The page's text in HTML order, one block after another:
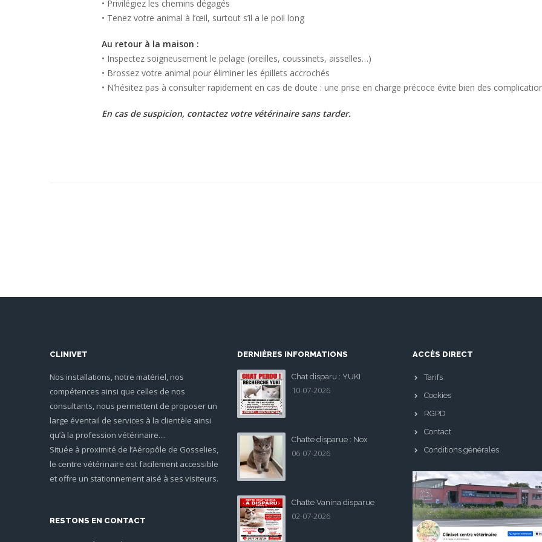
• Privilégiez les chemins dégagés
• Tenez votre animal à l’œil, surtout s’il a le poil long
Au retour à la maison :
• Inspectez soigneusement le pelage (oreilles, coussinets, aisselles…)
• Brossez votre animal pour éliminer les épillets accrochés
• N’hésitez pas à consulter rapidement en cas de doute : une prise en charge précoce évite bien des
En cas de suspicion, contactez votre vétérinaire sans tarder.
CLINIVET
Nos installations, notre matériel, nos
compétences ainsi que celles de nos
consultants, nous permettent de proposer un
large éventail de services à la clientèle ainsi
qu’à la profession vétérinaire....
Située à proximité de l’Aéropôle de Gosselies,
le centre vétérinaire est facilement accessible
et offre un stationnement aisé à ses visiteurs.
RESTONS EN CONTACT
DERNIÈRES INFORMATIONS
Chat disparu : YUKI
10-07-2026
Chatte disparue : Nox
06-07-2026
Chatte Vanina disparue
02-07-2026
ACCÈS DIRECT
Tarifs
Cookies
RGPD
Contact
Conditions générales